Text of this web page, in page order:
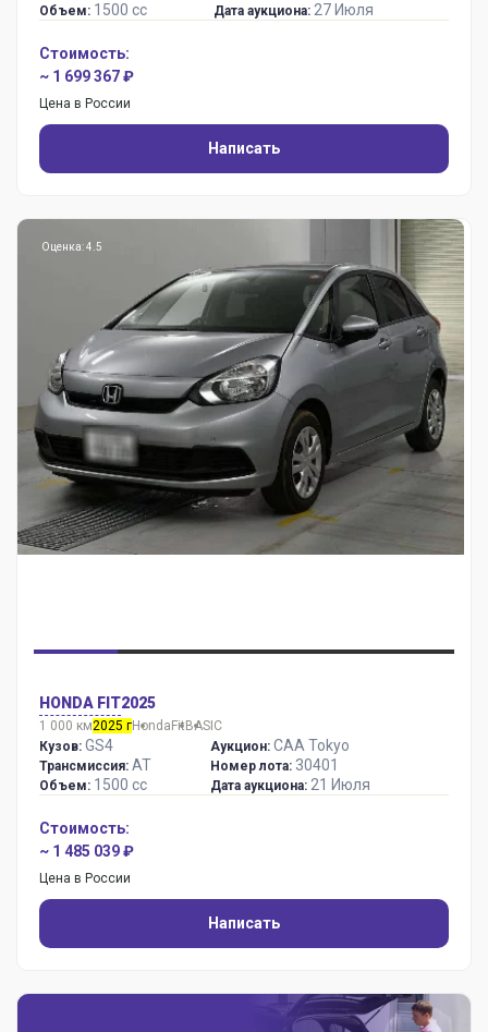
Объем: 1500 сс Дата аукциона: 27 Июля
Стоимость:
~ 1 699 367 ₽
Цена в России
Написать
Оценка: 4.5
HONDA FIT2025
1 000 км2025 гHonda Fit BASIC
Кузов: GS4
Трансмиссия: AT
Объем: 1500 сс
Аукцион: CAA Tokyo
Номер лота: 30401
Дата аукциона: 21 Июля
Стоимость:
~ 1 485 039 ₽
Цена в России
Написать